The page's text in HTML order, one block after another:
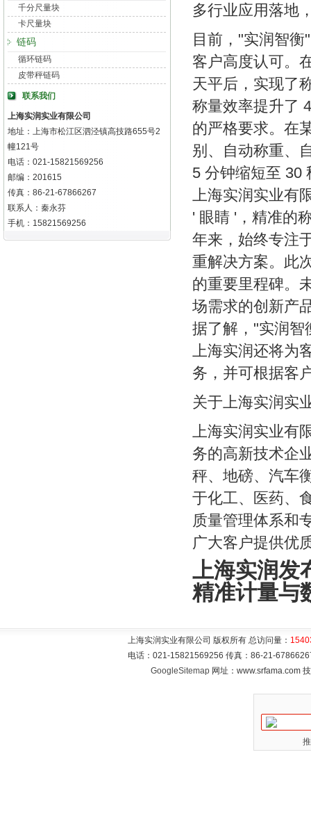
千分尺量块
卡尺量块
链码
循环链码
皮带秤链码
联系我们
上海实润实业有限公司
地址：上海市松江区泗泾镇高技路655号2
幢121号
电话：021-15821569256
邮编：201615
传真：86-21-67866267
联系人：秦永芬
手机：15821569256
多行业应用落地
目前，"实润智
客户高度认可。
天平后，实现了
称量效率提升了
的严格要求。在
别、自动称重、
5 分钟缩短至 30
上海实润实业有
' 眼睛 '，精准的
年来，始终专注
重解决方案。此
的重要里程碑。
场需求的创新产
据了解，"实润智
上海实润还将为
务，并可根据客
关于上海实润实
上海实润实业有
务的高新技术企
秤、地磅、汽车
于化工、医药、
质量管理体系和
广大客户提供优
上海实润发
精准计量与
上海实润实业有限公司 版权所有 总访问量：
电话：021-15821569256 传真：86-21-
GoogleSitemap网址：www.srfama.com